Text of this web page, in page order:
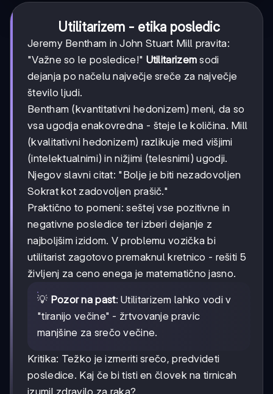
Utilitarizem - etika posledic
Jeremy Bentham in John Stuart Mill pravita:
"Važne so le posledice!" Utilitarizem sodi
dejanja po načelu največje sreče za največje
število ljudi.
Bentham (kvantitativni hedonizem) meni, da so
vsa ugodja enakovredna - šteje le količina. Mill
(kvalitativni hedonizem) razlikuje med višjimi
(intelektualnimi) in nižjimi (telesnimi) ugodji.
Njegov slavni citat: "Bolje je biti nezadovoljen
Sokrat kot zadovoljen prašič."
Praktično to pomeni: seštej vse pozitivne in
negativne posledice ter izberi dejanje z
najboljšim izidom. V problemu vozička bi
utilitarist zagotovo premaknul kretnico - rešiti 5
življenj za ceno enega je matematično jasno.
💡 Pozor na past: Utilitarizem lahko vodi v
"tiranijo večine" - žrtvovanje pravic
manjšine za srečo večine.
Kritika: Težko je izmeriti srečo, predvideti
posledice. Kaj če bi tisti en človek na tirnicah
izumil zdravilo za raka?